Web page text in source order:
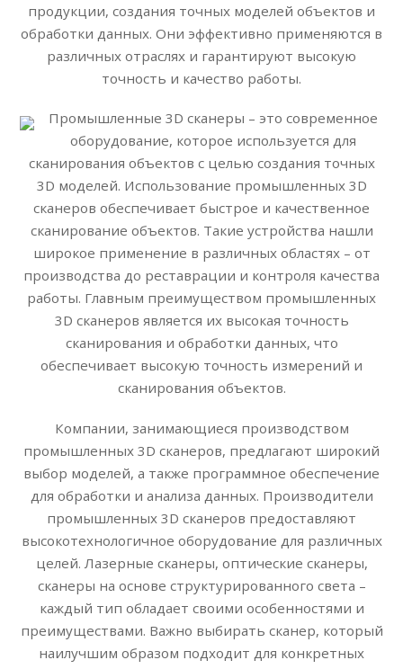
продукции, создания точных моделей объектов и
обработки данных. Они эффективно применяются в
различных отраслях и гарантируют высокую
точность и качество работы.
Промышленные 3D сканеры – это современное
оборудование, которое используется для
сканирования объектов с целью создания точных
3D моделей. Использование промышленных 3D
сканеров обеспечивает быстрое и качественное
сканирование объектов. Такие устройства нашли
широкое применение в различных областях – от
производства до реставрации и контроля качества
работы. Главным преимуществом промышленных
3D сканеров является их высокая точность
сканирования и обработки данных, что
обеспечивает высокую точность измерений и
сканирования объектов.
Компании, занимающиеся производством
промышленных 3D сканеров, предлагают широкий
выбор моделей, а также программное обеспечение
для обработки и анализа данных. Производители
промышленных 3D сканеров предоставляют
высокотехнологичное оборудование для различных
целей. Лазерные сканеры, оптические сканеры,
сканеры на основе структурированного света –
каждый тип обладает своими особенностями и
преимуществами. Важно выбирать сканер, который
наилучшим образом подходит для конкретных